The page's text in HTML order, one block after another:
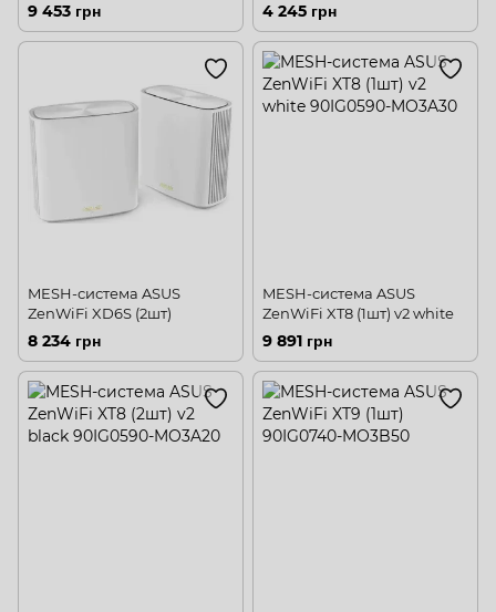
9 453 грн 4 245 грн
MESH-система ASUS
ZenWiFi XD6S (2шт)
8 234 грн
MESH-система ASUS
ZenWiFi XT8 (1шт) v2 white
9 891 грн